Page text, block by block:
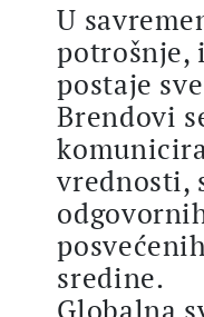
U
potrošnje,
postaje
Brendovi
vrednosti,
sredine.